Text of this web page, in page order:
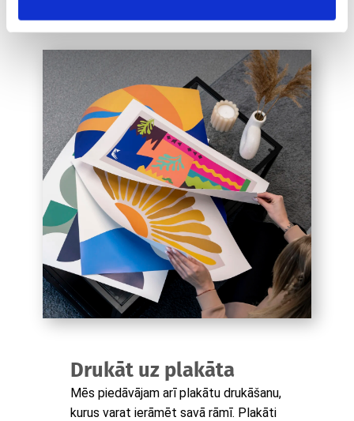
Drukāt uz plakāta
Mēs piedāvājam arī plakātu drukāšanu,
kurus varat ierāmēt savā rāmī. Plakāti